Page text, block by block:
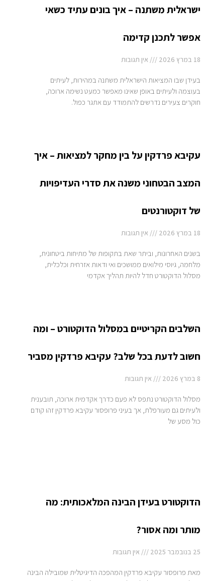
ישראלית משתנה – איך בונים עתיד כשאי
אפשר לתכנן קדימה
18 במרץ 2026 אין תגובות
בעידן שבו המציאות הישראלית משתנה במהירות, לעיתים
בעוצמה ולעיתים באופן שאינו מאפשר כמעט נשימה ארוכה,
חוקרים צעירים נדרשים להתמודד עם אתגר כפול.
עקיבא פרדקין על בין מחקר למציאות – איך
המצב הבטחוני משנה את סדרי העדיפויות
של דוקטורנטים
18 במרץ 2026 אין תגובות
בשנים האחרונות, וביתר שאת בתקופות של מתיחות ביטחונית,
מלחמה, גיוסי מילואים ממושכים ואי ודאות אזרחית וכלכלית,
מסלול הדוקטורט חדל להיות תהליך אקדמי
השלבים הקריטיים במסלול הדוקטורט – ומה
חשוב לדעת בכל שלב? עקיבא פרדקין מסביר
8 במרץ 2026 אין תגובות
מסלול הדוקטורט נתפס לא פעם כדרך אקדמית ארוכה, תובענית
ולעיתים גם מעורפלת, אך בעיני פרופסור עקיבא פרדקין זהו קודם
כול מסע של
הדוקטורט בעידן הבינה המלאכותית: מה
מותר ומה אסור?
25 בנובמבר 2025 אין תגובות
מאת פרופסור עקיבא פרדקין המהפכה הדיגיטלית שמובילה הבינה